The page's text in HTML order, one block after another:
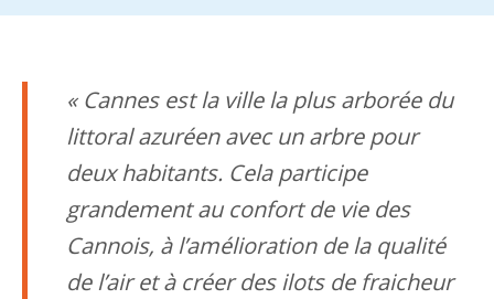
Cannes est la ville la plus arborée du
littoral azuréen avec un arbre pour
deux habitants. Cela participe
grandement au confort de vie des
Cannois, à l’amélioration de la qualité
de l’air et à créer des ilots de fraicheur